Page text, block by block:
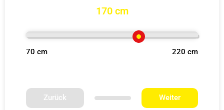
170 cm
70 cm 220 cm
Zurück Weiter